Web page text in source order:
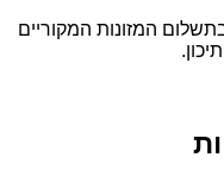
המזונות המקוריים